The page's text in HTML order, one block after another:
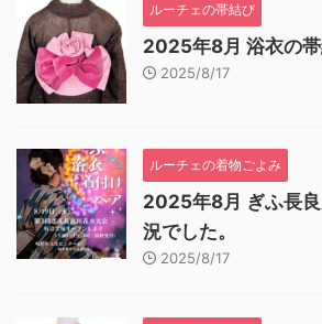
ルーチェの帯結び
2025年8月 浴衣の
2025/8/17
ルーチェの着物ごよみ
2025年8月 ぎふ長
況でした。
2025/8/17